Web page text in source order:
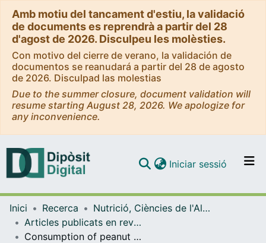
Amb motiu del tancament d'estiu, la validació
de documents es reprendrà a partir del 28
d'agost de 2026. Disculpeu les molèsties.
Con motivo del cierre de verano, la validación de
documentos se reanudará a partir del 28 de agosto
de 2026. Disculpad las molestias
Due to the summer closure, document validation will
resume starting August 28, 2026. We apologize for
any inconvenience.
Navega per tot el DD
Com publicar
Iniciar sessió (current)
Inici Recerca
Nutrició, Ciències de l'Alimentació i Gastronomia
Articles publicats en revistes (Nutrició, Ciències de l'Alimentació i Gastronomia)
Consumption of peanut products enhances the production of microbial phenolic metabolites related with memory and stress response: Results from the ARISTOTLE trial